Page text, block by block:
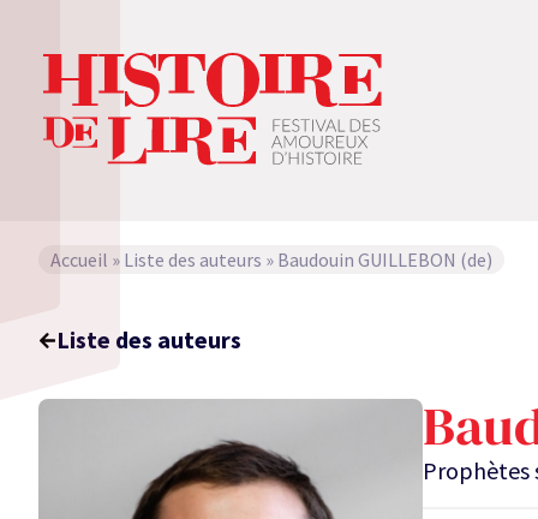
Accueil » Liste des auteurs » Baudouin GUILLEBON (de)
Liste des auteurs
Prophètes